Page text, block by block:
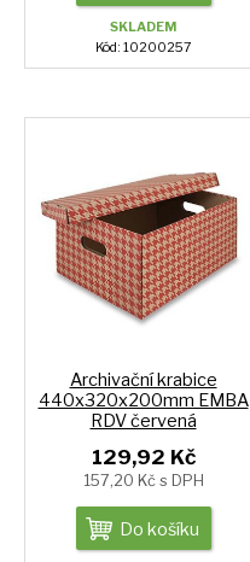
SKLADEM
Kód: 10200257
Archivační krabice
440x320x200mm EMBA
RDV červená
129,92 Kč
157,20 Kč s DPH
Do košíku